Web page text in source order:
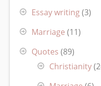
Essay writing(3)
Marriage (11)
Quotes (89)
Christianity